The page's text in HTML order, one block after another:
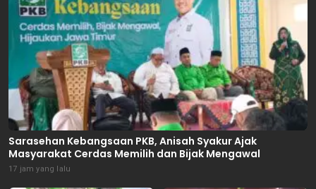
Sarasehan Kebangsaan PKB, Anisah Syakur Ajak
Masyarakat Cerdas Memilih dan Bijak Mengawal
17 jam yang lalu